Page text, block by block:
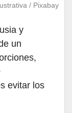
/ Pixabay
y
un
evitar los